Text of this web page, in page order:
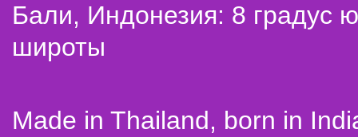
Бали, Индонезия: 8 градус
широты
Made in Thailand, born in